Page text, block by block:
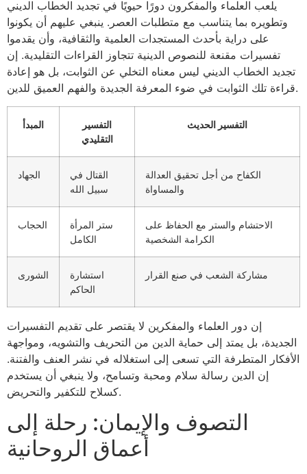
يلعب العلماء والمفكرون دورًا حيويًا في تجديد الخطاب الديني
وتطويره بما يتناسب مع متطلبات العصر. ينبغي عليهم أن يكونوا
على دراية بأحدث المستجدات العلمية والثقافية، وأن يقدموا
تفسيرات مقنعة للنصوص الدينية تتجاوز القراءات التقليدية. إن
تجديد الخطاب الديني ليس معناه التخلي عن الثوابت، بل هو إعادة
قراءة تلك الثوابت في ضوء المعرفة الجديدة والفهم العميق للدين.
المبدأ
التفسير
التقليدي
التفسير الحديث
الجهاد
القتال في
سبيل الله
الكفاح من أجل تحقيق العدالة
والمساواة
الحجاب
ستر المرأة
الكامل
الاحتشام والستر مع الحفاظ على
الكرامة الشخصية
الشورى
استشارة
الحاكم
مشاركة الشعب في صنع القرار
إن دور العلماء والمفكرين لا يقتصر على تقديم التفسيرات
الجديدة، بل يمتد إلى حماية الدين من التحريف والتشويه، ومواجهة
الأفكار المتطرفة التي تسعى إلى استغلاله في نشر العنف والفتنة.
إن الدين رسالة سلام ومحبة وتسامح، ولا ينبغي أن يستخدم
كسلاح للتكفير والتحريض.
التصوف والإيمان: رحلة إلى
أعماق الروحانية